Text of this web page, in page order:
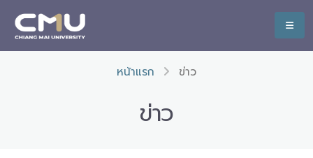
หน้าแรก ข่าว
ข่าว